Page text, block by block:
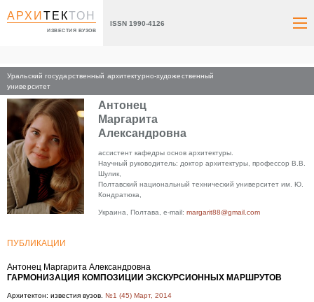
АРХИТЕКТОН
ИЗВЕСТИЯ ВУЗОВ
ISSN 1990-4126
Уральский государственный архитектурно-художественный
университет
Главная
Антонец
Маргарита
Александровна
ассистент кафедры основ архитектуры.
Научный руководитель: доктор архитектуры, профессор В.В.
Шулик,
Полтавский национальный технический университет им. Ю.
Кондратюка,
Украина, Полтава, e-mail: margarit88@gmail.com
ПУБЛИКАЦИИ
Антонец Маргарита Александровна
ГАРМОНИЗАЦИЯ КОМПОЗИЦИИ ЭКСКУРСИОННЫХ МАРШРУТОВ
Архитектон: известия вузов. №1 (45) Март, 2014